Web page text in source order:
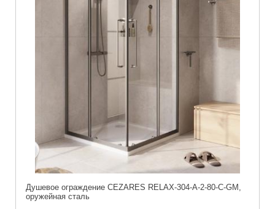
Душевое ограждение CEZARES RELAX-304-A-2-80-C-GM,
оружейная сталь